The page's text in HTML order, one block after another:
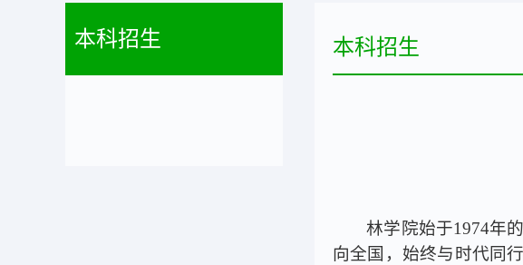
本科招生 本科招生
林学院始于1974年
向全国，始终与时代同